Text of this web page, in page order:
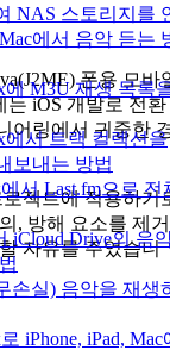
NAS 스토리지를
에서 음악 듣는
에 M3U 재생 목록
에서 트랙 컬렉션을
보내는 방법
서 Last.fm으로 전
iCloud Drive의 음
손실) 음악을 재생
iPhone, iPad, Mac
폰용 모바
는 iOS 개발로 전환
어링에서 귀중한
젝트에 적용하기
, 방해 요소를 제거
자유를 주었습니